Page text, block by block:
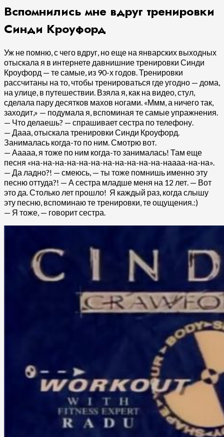
Вспомнились мне вдруг тренировки
Синди Кроуфорд
Уж не помню, с чего вдруг, но еще на январских выходных
отыскала я в интернете давнишние тренировки Синди
Кроуфорд — те самые, из 90-х годов. Тренировки
рассчитаны на то, чтобы тренироваться где угодно — дома,
на улице, в путешествии. Взяла я, как на видео, стул,
сделала пару десятков махов ногами. «Ммм, а ничего так,
заходит,» — подумала я, вспоминая те самые упражнения.
— Что делаешь? — спрашивает сестра по телефону.
— Дааа, отыскала тренировки Синди Кроуфорд.
Занималась когда-то по ним. Смотрю вот.
— Ааааа, я тоже по ним когда-то занималась! Там еще
песня «на-на-на-на-на-на-на-на-на-на-на-наааа-на-на».
— Да ладно?! — смеюсь, — ты тоже помнишь именно эту
песню оттуда?! — А сестра младше меня на 12 лет. — Вот
это да. Столько лет прошло! Я каждый раз, когда слышу
эту песню, вспоминаю те тренировки, те ощущения.:)
— Я тоже, — говорит сестра.